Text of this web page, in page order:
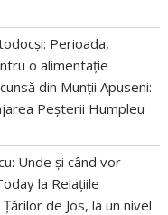
Perioada,
o alimentație
din Munții Apuseni:
Peșterii Humpleu
Unde și când vor
la Relațiile
de Jos, la un nivel